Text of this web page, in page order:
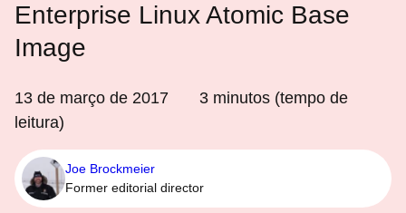
Enterprise Linux Atomic Base
Image
13 de março de 2017 3 minutos (tempo de
leitura)
Joe Brockmeier
Former editorial director